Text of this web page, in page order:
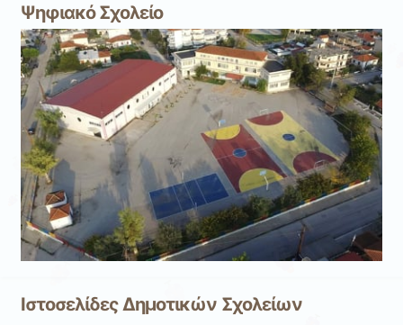
Ψηφιακό Σχολείο
Ιστοσελίδες Δημοτικών Σχολείων